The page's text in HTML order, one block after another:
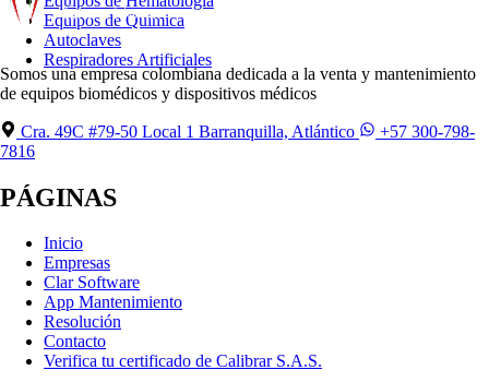
Equipos de Quimica
Autoclaves
Respiradores Artificiales
Somos una empresa colombiana dedicada a la venta y mantenimiento
de equipos biomédicos y dispositivos médicos
Cra. 49C #79-50 Local 1 Barranquilla, Atlántico
+57 300-798-
7816
PÁGINAS
Inicio
Empresas
Clar Software
App Mantenimiento
Resolución
Contacto
Verifica tu certificado de Calibrar S.A.S.